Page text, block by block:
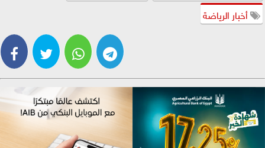
أخبار الرياضة